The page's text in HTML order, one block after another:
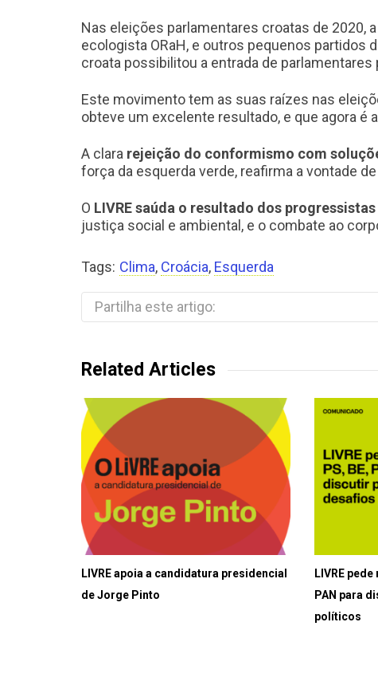
Nas eleições parlamentares croatas de 2020,
ecologista ORaH, e outros pequenos partidos
croata possibilitou a entrada de
Este movimento tem as suas raízes nas
obteve um excelente resultado, e que agora é
A clara rejeição do conformismo com
força da esquerda verde, reafirma a vontade
O LIVRE saúda o resultado dos
justiça social e ambiental, e o combate ao
Tags: Clima, Croácia, Esquerda
Partilha este artigo:
Related Articles
LIVRE apoia a candidatura presidencial
de Jorge Pinto
LIVRE
PAN para
políticos